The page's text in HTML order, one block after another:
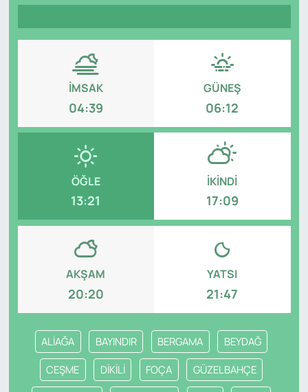
İMSAK
04:39
GÜNEŞ
06:12
ÖĞLE
13:21
İKINDI
17:09
AKŞAM
20:20
YATSI
21:47
ALİAĞA BAYINDIR BERGAMA BEYDAĞ
CEŞME DİKİLİ FOÇA GÜZELBAHÇE
Genel
Gündem
Özel Haber
POLİTİKA
Siyaset